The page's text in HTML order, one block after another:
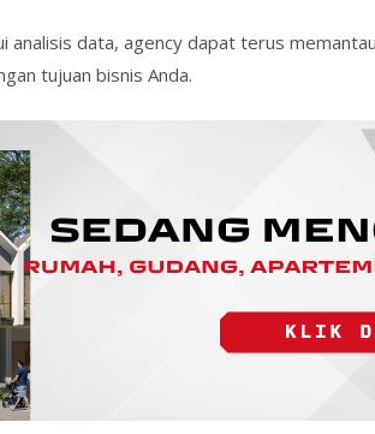
analisis data, agency dapat terus
tujuan bisnis Anda.